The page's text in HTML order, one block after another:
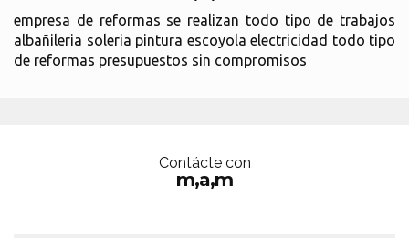
empresa de reformas se realizan todo tipo de trabajos
albañileria soleria pintura escoyola electricidad todo tipo
de reformas presupuestos sin compromisos
Contácte con
m,a,m